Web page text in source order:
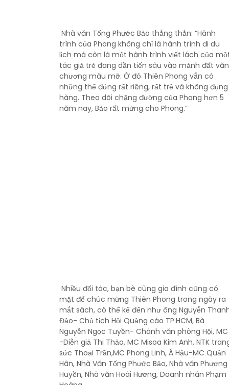
Nhà văn Tống Phước Bảo thẳng thắn: “Hành
trình của Phong không chỉ là hành trình đi du
lịch mà còn là một hành trình viết lách của
tác giả trẻ đang dần tiến sâu vào mảnh đất văn
chương màu mỡ. Ở đó Thiên Phong vẫn có
những thế đứng rất riêng, rất trẻ và không đụng
hàng. Theo dõi chặng đường của Phong hơn 5
năm nay, Bảo rất mừng cho Phong.”
Nhiều đối tác, bạn bè cùng gia đình cũng có
mặt để chúc mừng Thiên Phong trong ngày ra
mắt sách, có thể kể đến như ông Nguyễn
Đảo- Chủ tịch Hội Quảng cáo TP.HCM, Bà
Nguyễn Ngọc Tuyền- Chánh văn phòng Hội, MC
-Diễn giả Thi Thảo, MC Misoa Kim Anh, NTK
sức Thoại Trần,MC Phong Linh, Á Hậu-MC Quản
Hân, Nhà Văn Tống Phước Bảo, Nhà văn Phương
Huyền, Nhà văn Hoài Hương, Doanh nhân Phạm